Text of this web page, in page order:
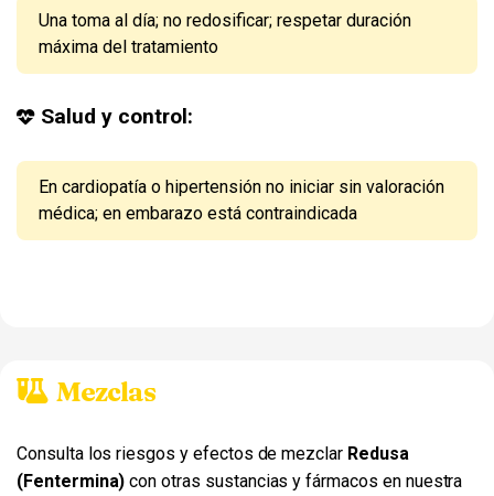
Una toma al día; no redosificar; respetar duración
máxima del tratamiento
Salud y control:
En cardiopatía o hipertensión no iniciar sin valoración
médica; en embarazo está contraindicada
Mezclas
Consulta los riesgos y efectos de mezclar Redusa
(Fentermina) con otras sustancias y fármacos en nuestra